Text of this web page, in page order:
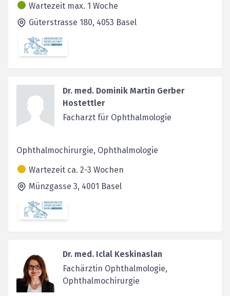
Wartezeit max. 1 Woche
Güterstrasse 180, 4053 Basel
Dr. med. Dominik Martin Gerber
Hostettler
Facharzt für Ophthalmologie
Ophthalmochirurgie, Ophthalmologie
Wartezeit ca. 2-3 Wochen
Münzgasse 3, 4001 Basel
Dr. med. Iclal Keskinaslan
Fachärztin Ophthalmologie,
Ophthalmochirurgie